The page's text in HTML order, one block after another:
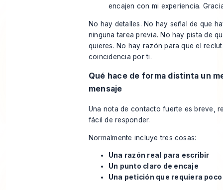
encajen con mi experiencia.
No hay detalles. No hay señal de que
ninguna tarea previa. No hay pista de
quieres. No hay razón para que el
coincidencia por ti.
Qué hace de forma distinta un
mensaje
Una nota de contacto fuerte es breve,
fácil de responder.
Normalmente incluye tres cosas:
Una razón real para escribir
Un punto claro de encaje
Una petición que requiera